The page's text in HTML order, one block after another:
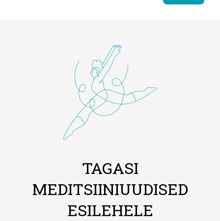
TAGASI
MEDITSIINIUUDISED
ESILEHELE